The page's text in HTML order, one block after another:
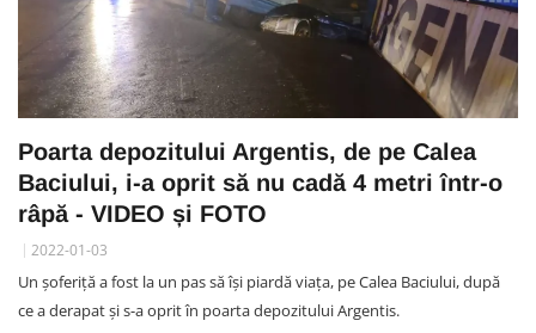
Poarta depozitului Argentis, de pe Calea
Baciului, i-a oprit să nu cadă 4 metri într-o
râpă - VIDEO și FOTO
2022-01-03
Un șoferiță a fost la un pas să își piardă viața, pe Calea Baciului, după
ce a derapat și s-a oprit în poarta depozitului Argentis.